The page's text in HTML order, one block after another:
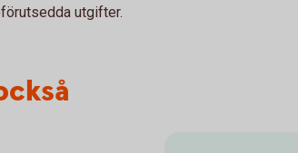
utgifter.